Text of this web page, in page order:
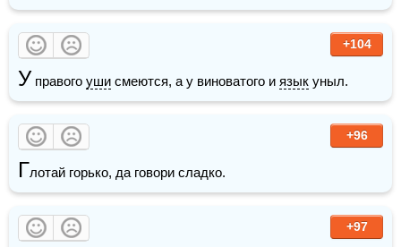
+104
У правого уши смеются, а у виноватого и язык уныл.
+96
Глотай горько, да говори сладко.
+97